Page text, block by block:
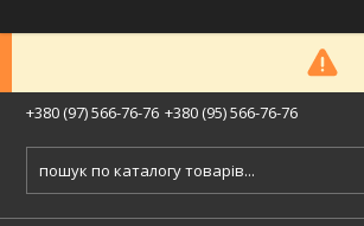
+380 (97) 566-76-76 +380 (95) 566-76-76